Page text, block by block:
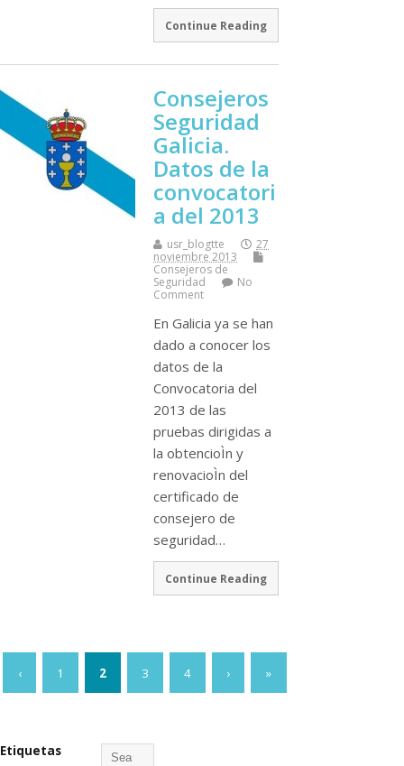
Continue Reading
Consejeros
Seguridad
Galicia.
Datos de la
convocatori
a del 2013
usr_blogtte
27
noviembre 2013
Consejeros de
Seguridad
No
Comment
En Galicia ya se han
dado a conocer los
datos de la
Convocatoria del
2013 de las
pruebas dirigidas a
la obtencioÌn y
renovacioÌn del
certificado de
consejero de
seguridad…
Continue Reading
‹ 1 2 3 4 › »
Etiquetas